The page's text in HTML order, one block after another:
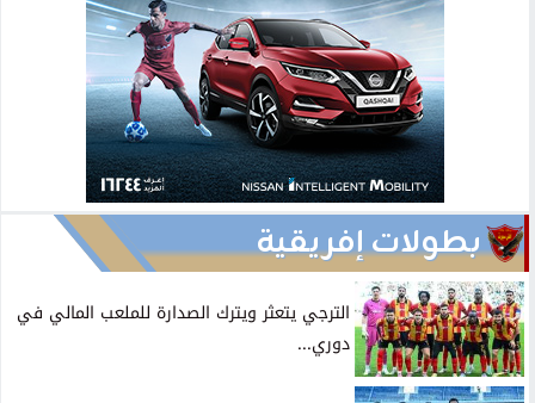
بطولات إفريقية
الترجي يتعثر ويترك الصدارة للملعب المالي في
دوري...